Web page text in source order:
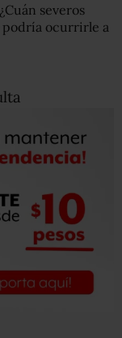
severos
podría ocurrirle a